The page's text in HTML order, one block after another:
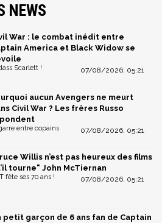
NEWS
War : le combat inédit entre
America et Black Widow se
07/08/2026, 05:21
Scarlett !
aucun Avengers ne meurt
Civil War ? Les frères Russo
07/08/2026, 05:21
entre copains
Willis n’est pas heureux des films
tourne" John McTiernan
07/08/2026, 05:21
fête ses 70 ans !
petit garçon de 6 ans fan de Captain